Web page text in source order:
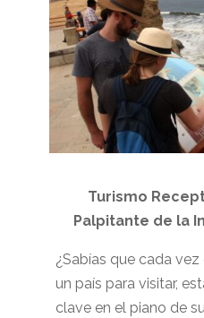
Turismo
Palpitante de la
¿Sabías que cada
un país para visitar,
clave en el piano de